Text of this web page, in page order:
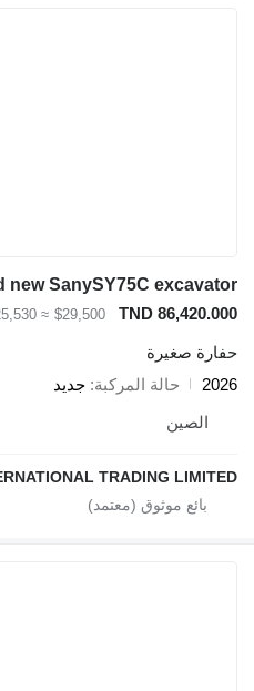
new SanySY75C excavator
TND 86,420.000
$29,500
≈ €25,530
حفارة صغيرة
2026
حالة المركبة جديد
الصين
TRADING LIMITED